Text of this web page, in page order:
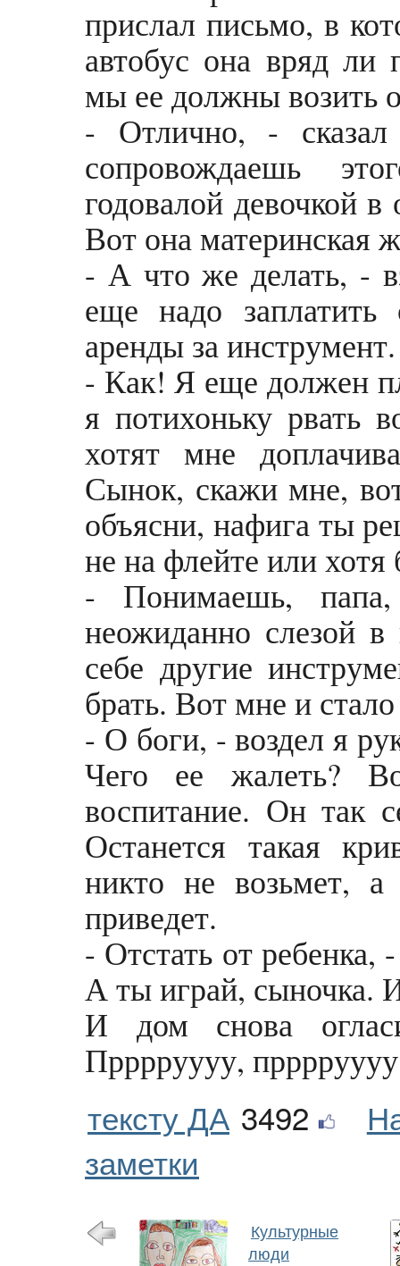
прислал письмо, в
автобус она вряд ли
мы ее должны возить
- Отлично, -
сопровождаешь
годовалой девочкой
Вот она материнская
- А что же делать, -
еще надо заплатить
аренды за инструмент.
- Как! Я еще должен
я потихоньку рвать
хотят мне
Сынок, скажи мне,
объясни, нафига ты
не на флейте или
- Понимаешь,
неожиданно слезой в
себе другие
брать. Вот мне и
- О боги, - воздел я
Чего ее жалеть?
воспитание. Он так
Останется такая
никто не возьмет,
приведет.
- Отстать от ребенка,
А ты играй, сыночка.
И дом снова
Прррруууу,
тексту ДА 3492
заметки
Культурные
люди